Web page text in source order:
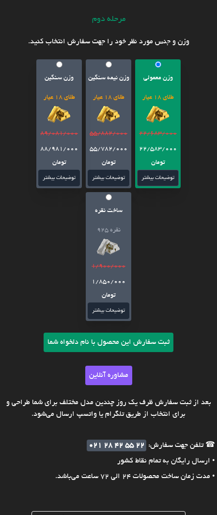
مرحله دوم
وزن و جنس مورد نظر خود را جهت سفارش انتخاب کنید.
وزن معمولی
طلای 18 عیار
22/683/000
22/583/000
تومان
توضیحات بیشتر
وزن نیمه سنگین
طلای 18 عیار
55/882/000
55/782/000
تومان
توضیحات بیشتر
وزن سنگین
طلای 18 عیار
89/081/000
88/981/000
تومان
توضیحات بیشتر
ساخت نقره
نقره 925
1/900/000
1/850/000
تومان
توضیحات بیشتر
ثبت سفارش این محصول با نام دلخواه شما
مشاوره آنلاین
بعد از ثبت سفارش ظرف یک روز چندین مدل مختلف برای شما طراحی و
برای انتخاب از طریق تلگرام یا واتسپ ارسال می‌شود.
☎ تلفن جهت سفارش:
021 28 42 55 22
• ارسال رایگان به تمام نقاط کشور
• مدت زمان ساخت محصولات 24 الی 72 ساعت می‌باشد.